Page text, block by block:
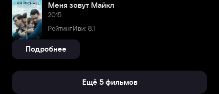
Меня зовут Майкл
2015
Рейтинг Иви: 8,1
Подробнее
Ещё 5 фильмов